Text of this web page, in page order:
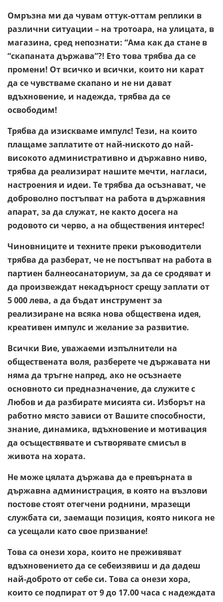
Омръзна ми да чувам оттук-оттам реплики в
различни ситуации – на тротоара, на улицата, в
магазина, сред непознати: “Ама как да стане в
“скапаната държава”?! Ето това трябва да се
промени! От всичко и всички, които ни карат
да се чувстваме скапано и не ни дават
вдъхновение, и надежда, трябва да се
освободим!
Трябва да изискваме импулс! Тези, на които
плащаме заплатите от най-ниското до най-
високото административно и държавно ниво,
трябва да реализират нашите мечти, нагласи,
настроения и идеи. Те трябва да осъзнават, че
доброволно постъпват на работа в държавния
апарат, за да служат, не както досега на
родовото си черво, а на обществения интерес!
Чиновниците и техните преки ръководители
трябва да разберат, че не постъпват на работа в
партиен балнеосанаториум, за да се сродяват и
да произвеждат некадърност срещу заплати от
5 000 лева, а да бъдат инструмент за
реализиране на всяка нова обществена идея,
креативен импулс и желание за развитие.
Всички Вие, уважаеми изпълнители на
обществената воля, разберете че държавата ни
няма да тръгне напред, ако не осъзнаете
основното си предназначение, да служите с
Любов и да разбирате мисията си. Изборът на
работно място зависи от Вашите способности,
знание, динамика, вдъхновение и мотивация
да осъществявате и сътворявате смисъл в
живота на хората.
Не може цялата държава да е превърната в
държавна администрация, в която на възлови
постове стоят отегчени роднини, мразещи
службата си, заемащи позиция, която никога не
са усещали като свое призвание!
Това са онези хора, които не преживяват
вдъхновението да се себеизявиш и да дадеш
най-доброто от себе си. Това са онези хора,
които се подпират от 9 до 17.00 часа с надеждата